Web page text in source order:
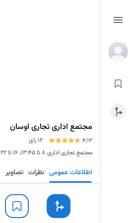
مجتمع اداری تجاری اوسان
4/3
12 رای
مجتمع تجاری اداری ۸ تا ۱۳:۴۵، ۱۶ تا ۲۲
اطلاعات عمومی نظرات تصاویر